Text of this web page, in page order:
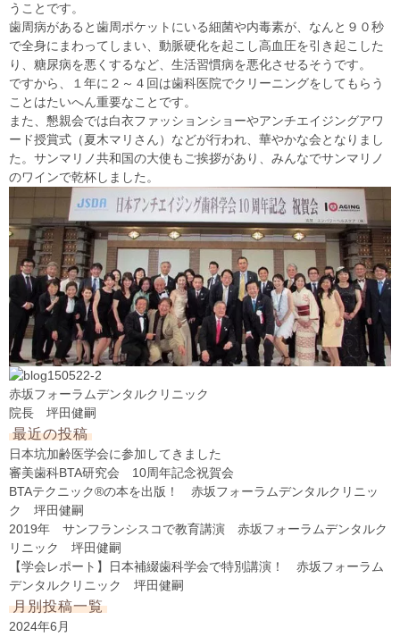
うことです。
歯周病があると歯周ポケットにいる細菌や内毒素が、なんと９０秒
で全身にまわってしまい、動脈硬化を起こし高血圧を引き起こした
り、糖尿病を悪くするなど、生活習慣病を悪化させるそうです。
ですから、１年に２～４回は歯科医院でクリーニングをしてもらう
ことはたいへん重要なことです。
また、懇親会では白衣ファッションショーやアンチエイジングアワ
ード授賞式（夏木マリさん）などが行われ、華やかな会となりまし
た。サンマリノ共和国の大使もご挨拶があり、みんなでサンマリノ
のワインで乾杯しました。
赤坂フォーラムデンタルクリニック
院長 坪田健嗣
最近の投稿
日本坑加齢医学会に参加してきました
審美歯科BTA研究会 10周年記念祝賀会
BTAテクニック®の本を出版！ 赤坂フォーラムデンタルクリニッ
ク 坪田健嗣
2019年 サンフランシスコで教育講演 赤坂フォーラムデンタルク
リニック 坪田健嗣
【学会レポート】日本補綴歯科学会で特別講演！ 赤坂フォーラム
デンタルクリニック 坪田健嗣
月別投稿一覧
2024年6月